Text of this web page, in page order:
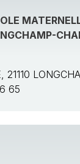
21110
65